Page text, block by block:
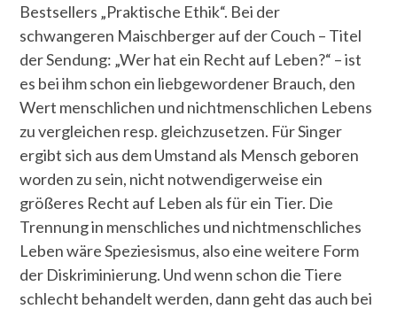
Bestsellers „Praktische Ethik“. Bei der
schwangeren Maischberger auf der Couch – Titel
der Sendung: „Wer hat ein Recht auf Leben?“ – ist
es bei ihm schon ein liebgewordener Brauch, den
Wert menschlichen und nichtmenschlichen Lebens
zu vergleichen resp. gleichzusetzen. Für Singer
ergibt sich aus dem Umstand als Mensch geboren
worden zu sein, nicht notwendigerweise ein
größeres Recht auf Leben als für ein Tier. Die
Trennung in menschliches und nichtmenschliches
Leben wäre Speziesismus, also eine weitere Form
der Diskriminierung. Und wenn schon die Tiere
schlecht behandelt werden, dann geht das auch bei